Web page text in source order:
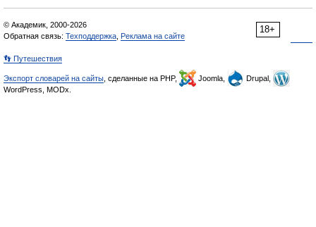
18+
© Академик, 2000-2026
Обратная связь: Техподдержка Реклама на сайте
👣 Путешествия
Экспорт словарей на сайты , сделанные на PHP, Joomla,
Drupal,
WordPress, MODx.